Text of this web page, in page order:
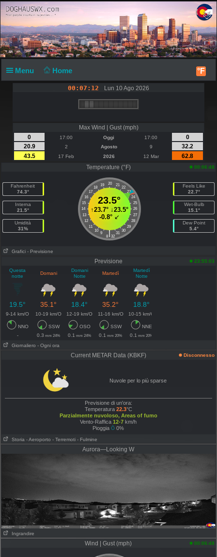
Menu Home °F
00:07:13 Lun 10 Ago 2026
Max Wind | Gust (mph)
0
17:00 Oggi 17:00
0
20.9
2 Agosto 9
32.2
43.5
17 Feb 2026 12 Mar
62.8
Temperature (°F)
00:06:48
Fahrenheit
74.3°
Interna
21.5°
Umidità
31%
20
19 21
18
22
17
23
16
24
15
25
14
26
13
27
12
28
11
29
10
30
9 31
|
8 32
23.5°
↑23.7°↓23.5°
-0.8°↙
Feels Like
22.7°
Wet-Bulb
15.1°
Dew Point
5.4°
Grafici - Previsione
Previsione
23:55:03
Questa
notte
Domani
Domani
Notte
Martedì
Martedì
Notte
19.5° 35.1° 18.4° 35.2° 18.8°
9-14 km/O 10-19 km/O 12-19 km/O 11-16 km/O 10-15 km/O
NNO SSW OSO SSW
NNE
-
0.3 mm 24% 0.1 mm 24% 0.1 mm 20% 0.1 mm 20%
Giornaliero - Ogni ora
Current METAR Data (KBKF) Disconnesso
Nuvole per lo più sparse
Previsione di un'ora:
Temperatura 22.3°C
Parzialmente nuvoloso, Areas of fumo
Vento-Raffica 12-7 km/h
Pioggia
0%
Storia - Aeroporto - Terremoti - Fulmine
Aurora—Looking W
Ingrandire
Wind | Gust (mph) 00:06:48